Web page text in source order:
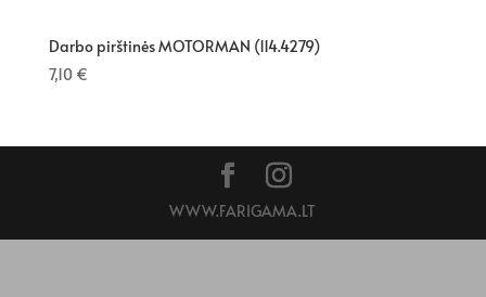
Darbo pirštinės MOTORMAN (114.4279)
7,10 €
WWW.FARIGAMA.LT